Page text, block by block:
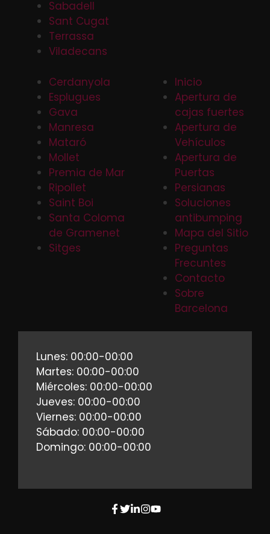
Sabadell
Sant Cugat
Terrassa
Viladecans
Cerdanyola
Esplugues
Gava
Manresa
Mataró
Mollet
Premia de Mar
Ripollet
Saint Boi
Santa Coloma
de Gramenet
Sitges
Inicio
Apertura de
cajas fuertes
Apertura de
Vehículos
Apertura de
Puertas
Persianas
Soluciones
antibumping
Mapa del Sitio
Preguntas
Frecuntes
Contacto
Sobre
Barcelona
Lunes: 00:00-00:00
Martes: 00:00-00:00
Miércoles: 00:00-00:00
Jueves: 00:00-00:00
Viernes: 00:00-00:00
Sábado: 00:00-00:00
Domingo: 00:00-00:00